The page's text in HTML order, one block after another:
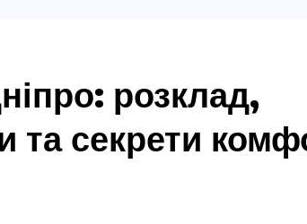
розклад,
та секрети